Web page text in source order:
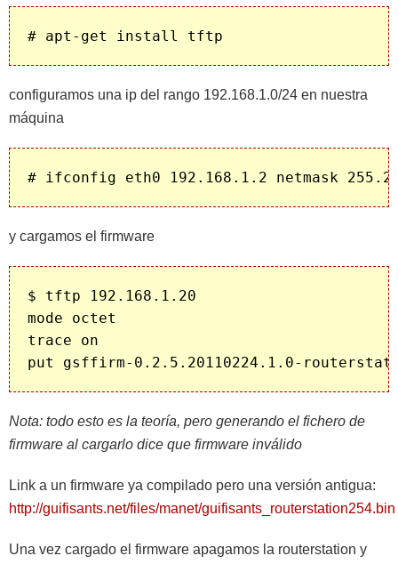
configuramos una ip del rango 192.168.1.0/24 en nuestra
máquina
y cargamos el firmware
$ tftp 192.168.1.20
mode octet
trace on
Nota: todo esto es la teoría, pero generando el fichero de
firmware al cargarlo dice que firmware inválido
Link a un firmware ya compilado pero una versión antigua:
http://guifisants.net/files/manet/guifisants_routerstation254.bin
Una vez cargado el firmware apagamos la routerstation y